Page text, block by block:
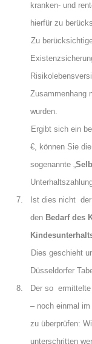
kranken- und
hierfür zu
Zu
Zusammenhang
wurden.
Ergibt sich ein
€, können Sie
sogenannte „
7. Ist dies nicht der
den Bedarf des
Dies geschieht
Düsseldorfer
8. Der so ermittelte
– noch einmal
zu überprüfen:
unterschritten